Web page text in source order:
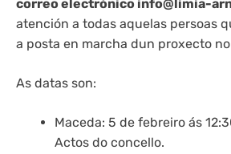
correo electrónico info@limia-
atención a todas aquelas persoas
a posta en marcha dun proxecto
As datas son:
Maceda: 5 de febreiro ás
Actos do concello.